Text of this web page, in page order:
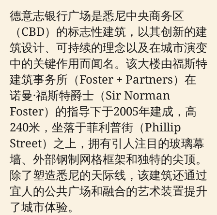
德意志银行广场是悉尼中央商务区
（CBD）的标志性建筑，以其创新的建
筑设计、可持续的理念以及在城市演变
中的关键作用而闻名。该大楼由福斯特
建筑事务所（Foster + Partners）在
诺曼·福斯特爵士（Sir Norman
Foster）的指导下于2005年建成，高
240米，坐落于菲利普街（Phillip
Street）之上，拥有引人注目的玻璃幕
墙、外部钢制网格框架和独特的尖顶。
除了塑造悉尼的天际线，该建筑还通过
宜人的公共广场和融合的艺术装置提升
了城市体验。